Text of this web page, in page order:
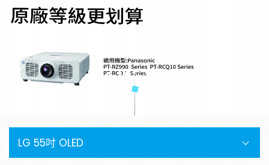
金字塔設備租賃
聯絡資訊
聯絡我們
銀幕
投影鏡頭
控制系統與影音設備
LG 55吋 OLED